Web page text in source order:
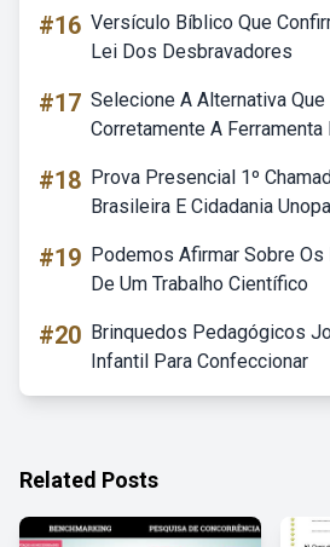
#16 Versículo Bíblico Que
Lei Dos Desbravadores
#17 Selecione A Alternativa
Corretamente A Ferramenta
#18 Prova Presencial 1º
Brasileira E Cidadania
#19 Podemos Afirmar Sobre
De Um Trabalho Científico
#20 Brinquedos Pedagógicos
Infantil Para Confeccionar
Related Posts